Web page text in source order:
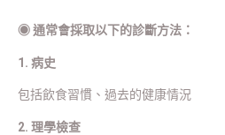
◉通常會採取以下的診斷方法：
1. 病史
包括飲食習慣、過去的健康情況
2. 理學檢查